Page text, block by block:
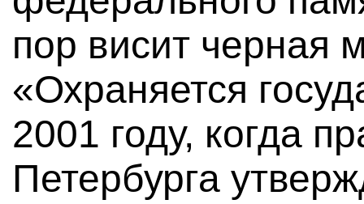
пор висит черная
«Охраняется
2001 году, когда
Петербурга